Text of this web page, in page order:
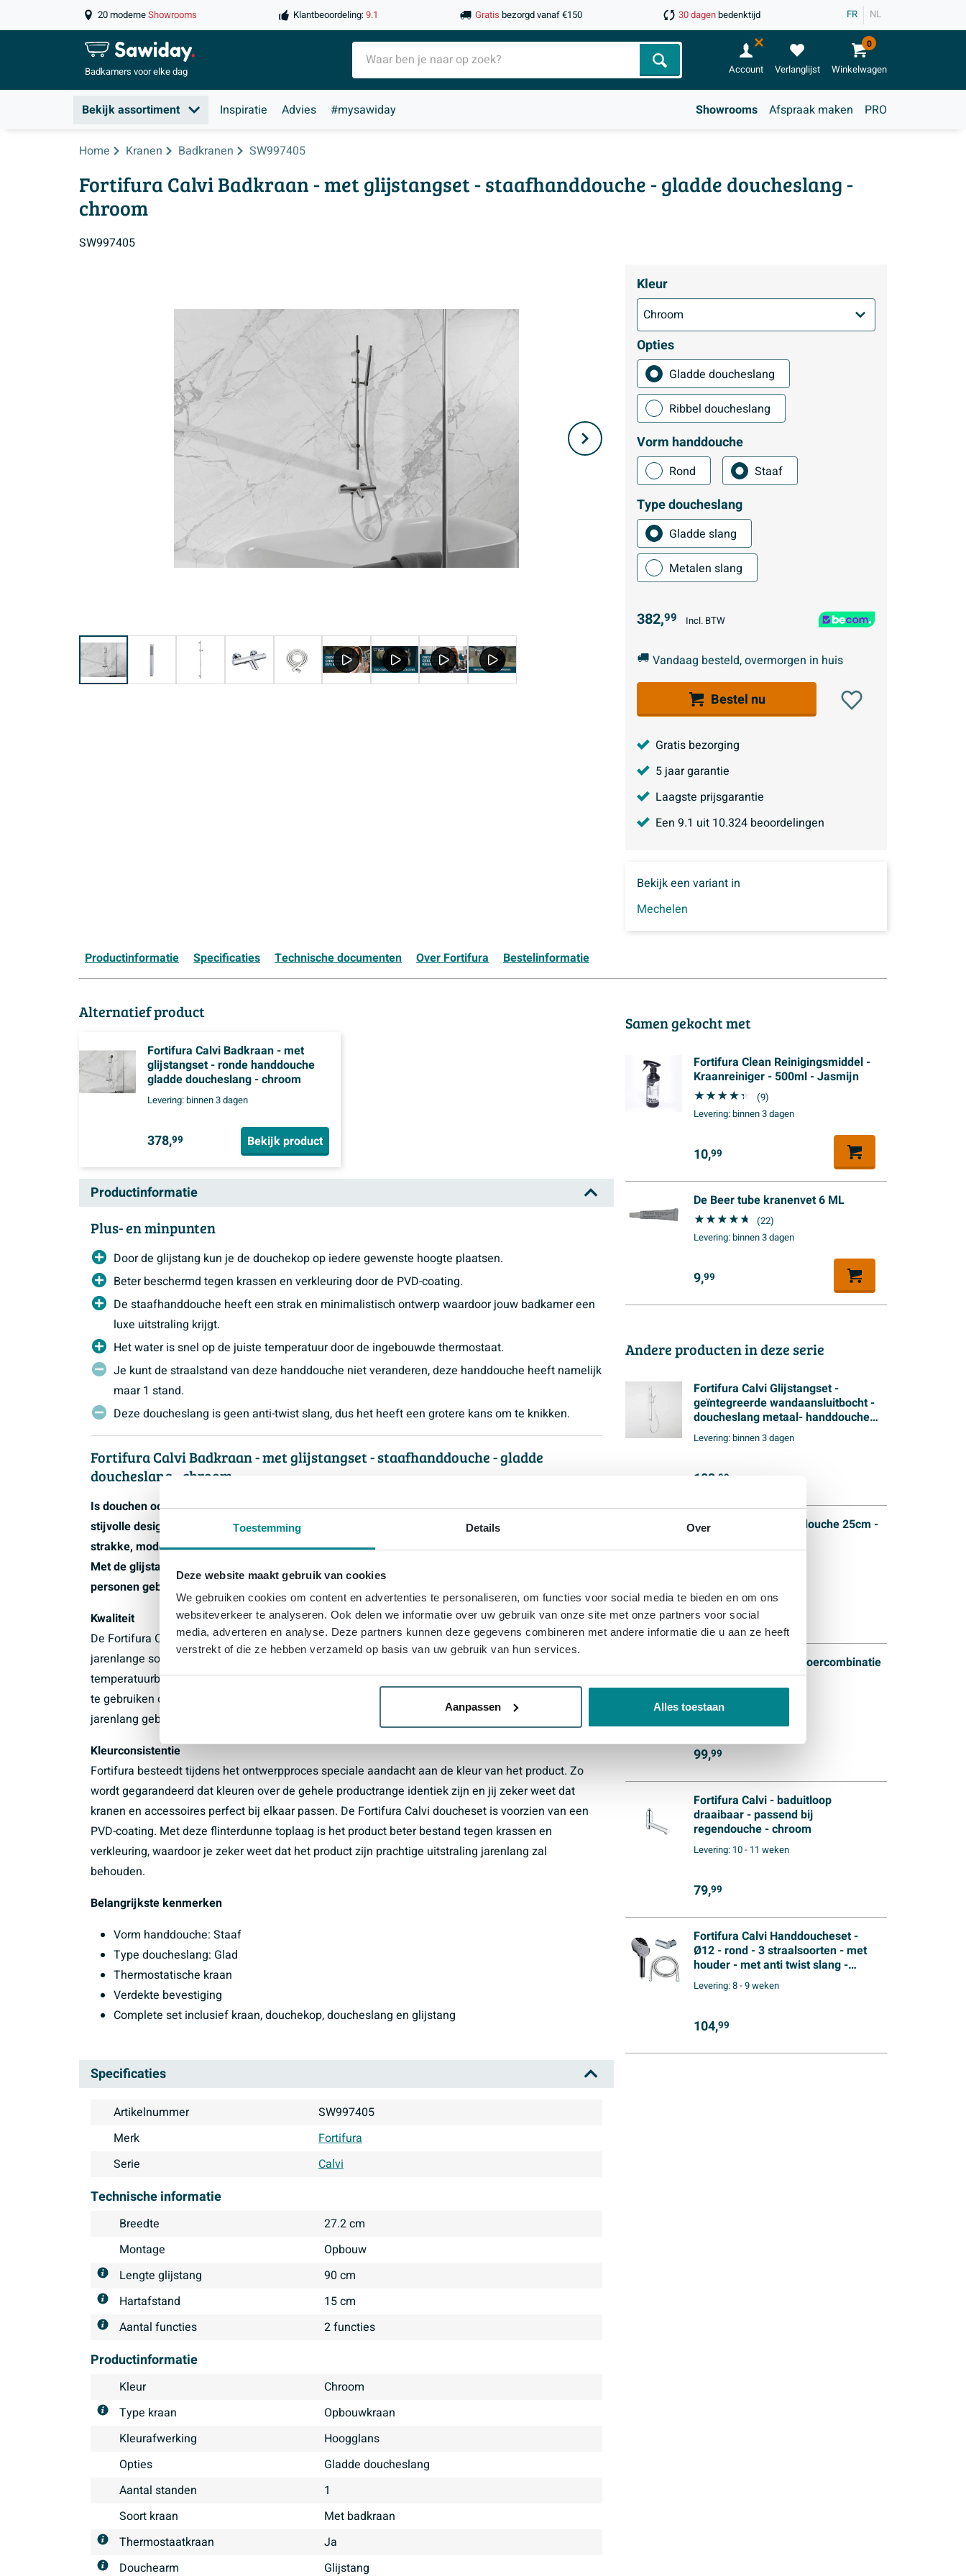
Toestemming Details Over
Deze website maakt gebruik van cookies
We gebruiken cookies om content en advertenties te personaliseren, om functies voor social media te bieden en om ons
websiteverkeer te analyseren. Ook delen we informatie over uw gebruik van onze site met onze partners voor social
media, adverteren en analyse. Deze partners kunnen deze gegevens combineren met andere informatie die u aan ze heeft
verstrekt of die ze hebben verzameld op basis van uw gebruik van hun services.
Aanpassen Alles toestaan
20 moderneShowrooms Klantbeoordeling:9.1 Gratis bezorgd vanaf €150 30 dagenbedenktijd FR NL
Badkamers voor elke dag Zoeken Account Verlanglijst Winkelwagen
0
Bekijk assortiment Inspiratie Advies #mysawiday Showrooms Afspraak maken PRO
Home Kranen Badkranen SW997405
Fortifura Calvi Badkraan - met glijstangset - staafhanddouche - gladde doucheslang -
chroom
SW997405
Kleur
Opties
Gladde doucheslang
Ribbel doucheslang
Vorm handdouche
Rond Staaf
Type doucheslang
Gladde slang
Metalen slang
382,99 Incl. BTW
Vandaag besteld, overmorgen in huis
Bestel nu
Gratis bezorging
5 jaar garantie
Laagste prijsgarantie
Een 9.1 uit 10.324 beoordelingen
Bekijk een variant in
Mechelen
Productinformatie Specificaties Technische documenten Over Fortifura Bestelinformatie
Alternatief product
Fortifura Calvi Badkraan - met
glijstangset - ronde handdouche
gladde doucheslang - chroom
Levering:binnen 3 dagen
378,99 Bekijk product
Productinformatie
Plus- en minpunten
Door de glijstang kun je de douchekop op iedere gewenste hoogte plaatsen.
Beter beschermd tegen krassen en verkleuring door de PVD-coating.
De staafhanddouche heeft een strak en minimalistisch ontwerp waardoor jouw badkamer een
luxe uitstraling krijgt.
Het water is snel op de juiste temperatuur door de ingebouwde thermostaat.
Je kunt de straalstand van deze handdouche niet veranderen, deze handdouche heeft namelijk
maar 1 stand.
Deze doucheslang is geen anti-twist slang, dus het heeft een grotere kans om te knikken.
Fortifura Calvi Badkraan - met glijstangset - staafhanddouche - gladde
doucheslang - chroom
Is douchen ook onderdeel van jouw dagelijkse ritueel? Kies dan alleen voor het allerbeste! Het
stijvolle design van deze Fortifura Calvi doucheset is een combinatie van sierlijke vormen en een
strakke, moderne look. Hierdoor is de doucheset een aanvulling voor ieder badkamerinterieur.
Met de glijstang breng je de douchekop op iedere gewenste hoogte. Ideaal als je met meerdere
personen gebruik maakt van de doucheruimte.
Kwaliteit
De Fortifura Calvi douchekraan is voorzien van de allerbeste componenten. Zo ben je verzekerd van
jarenlange soepele werking door het hoogwaardige, keramische cartouche. Bovendien zorgt de
temperatuurbegrenzing dat je nooit ongewenst te heet water krijgt. Hierdoor is de doucheset veilig
te gebruiken door het hele gezin. De volledige set is gemaakt van hoogwaardige onderdelen. Zo is
jarenlang gebruiksgemak dan ook gegarandeerd!
Kleurconsistentie
Fortifura besteedt tijdens het ontwerpproces speciale aandacht aan de kleur van het product. Zo
wordt gegarandeerd dat kleuren over de gehele productrange identiek zijn en jij zeker weet dat
kranen en accessoires perfect bij elkaar passen. De Fortifura Calvi doucheset is voorzien van een
PVD-coating. Met deze flinterdunne toplaag is het product beter bestand tegen krassen en
verkleuring, waardoor je zeker weet dat het product zijn prachtige uitstraling jarenlang zal
behouden.
Belangrijkste kenmerken
Vorm handdouche: Staaf
Type doucheslang: Glad
Thermostatische kraan
Verdekte bevestiging
Complete set inclusief kraan, douchekop, doucheslang en glijstang
Specificaties
Artikelnummer
SW997405
Merk
Fortifura
Serie
Calvi
Technische informatie
Breedte
27.2 cm
Montage
opbouw
Lengte glijstang
90 cm
Hartafstand
15 cm
Aantal functies
2 functies
Productinformatie
Kleur
Chroom
Type kraan
opbouwkraan
Kleurafwerking
hoogglans
Opties
Gladde doucheslang
Aantal standen
1
Soort kraan
met badkraan
Thermostaatkraan
ja
Douchearm
Glijstang
Samen gekocht met
Fortifura Clean Reinigingsmiddel -
Kraanreiniger - 500ml - Jasmijn
(9)
Levering:binnen 3 dagen
10,99
De Beer tube kranenvet 6 ML
(22)
Levering:binnen 3 dagen
9,99
Andere producten in deze serie
Fortifura Calvi Glijstangset -
geïntegreerde wandaansluitbocht -
doucheslang metaal- handdouche
rond - chroom
Levering:binnen 3 dagen
183, 99
Fortifura Calvi Hoofddouche 25cm -
149,99
Fortifura Calvi Badafvoercombinatie
- klikwaste - chroom
Levering:
99,99
Fortifura Calvi - baduitloop
draaibaar - passend bij
regendouche - chroom
Levering: 10 - 11 weken
79,99
Fortifura Calvi Handdoucheset -
Ø12 - rond - 3 straalsoorten - met
houder - met anti twist slang -
150cm - chroom
Levering:8 - 9 weken
104,99